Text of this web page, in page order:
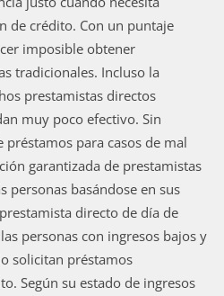
de crédito. Con un puntaje
imposible obtener
tradicionales. Incluso la
prestamistas directos
muy poco efectivo. Sin
para casos de mal
garantizada de prestamistas
personas basándose en sus
directo de día de
personas con ingresos bajos y
solicitan préstamos
Según su estado de ingresos